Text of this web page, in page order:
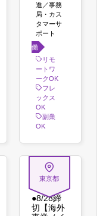
進／事務
局・カス
タマーサ
ポート
働き
方 リモ
ートワ
ークOK
フレ
ックス
OK
副業
OK
東京都
●8/28締
切【海外